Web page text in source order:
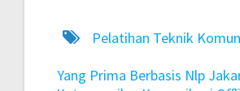
Pelatihan Teknik
Yang Prima Berbasis Nlp